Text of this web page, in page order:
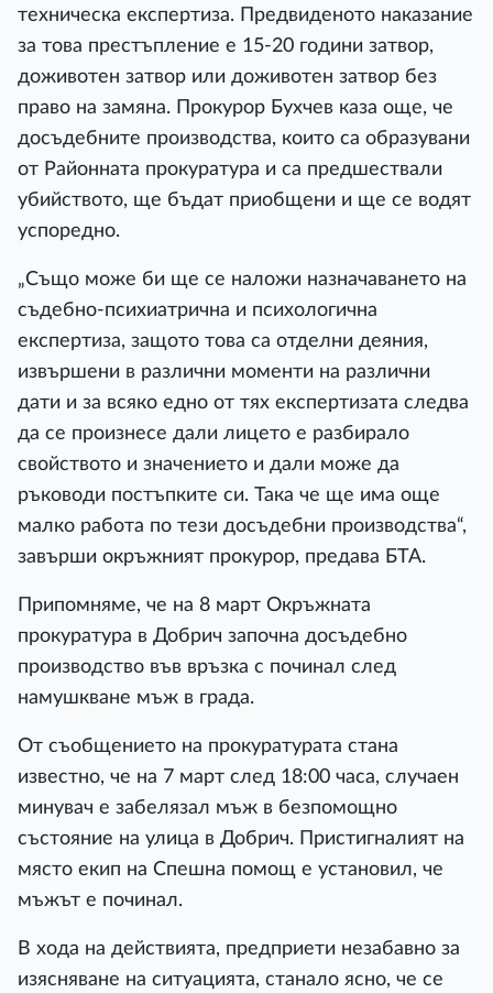
техническа експертиза. Предвиденото наказание
за това престъпление е 15-20 години затвор,
доживотен затвор или доживотен затвор без
право на замяна. Прокурор Бухчев каза още, че
досъдебните производства, които са образувани
от Районната прокуратура и са предшествали
убийството, ще бъдат приобщени и ще се водят
успоредно.
„Също може би ще се наложи назначаването на
съдебно-психиатрична и психологична
експертиза, защото това са отделни деяния,
извършени в различни моменти на различни
дати и за всяко едно от тях експертизата следва
да се произнесе дали лицето е разбирало
свойството и значението и дали може да
ръководи постъпките си. Така че ще има още
малко работа по тези досъдебни производства“,
завърши окръжният прокурор, предава БТА.
Припомняме, че на 8 март Окръжната
прокуратура в Добрич започна досъдебно
производство във връзка с починал след
намушкване мъж в града.
От съобщението на прокуратурата стана
известно, че на 7 март след 18:00 часа, случаен
минувач е забелязал мъж в безпомощно
състояние на улица в Добрич. Пристигналият на
място екип на Спешна помощ е установил, че
мъжът е починал.
В хода на действията, предприети незабавно за
изясняване на ситуацията, станало ясно, че се